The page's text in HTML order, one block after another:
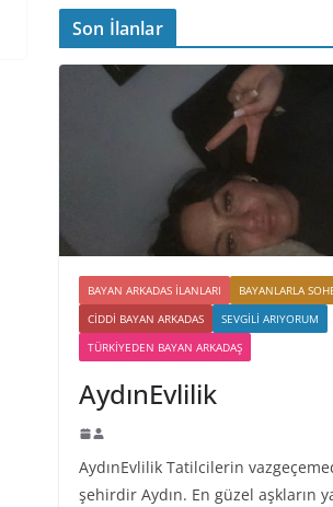
Son İlanlar
BAYAN ARKADAS ILANLARI
BAYANLARLA
CIDDI BAYAN ARKADAS
SEVGILI ARIYORUM
TÜRKIYEDEN BAYAN ARKADAŞ
AydınEvlilik
AydınEvlilik Tatilcilerin
şehirdir Aydın. En güzel aşkların